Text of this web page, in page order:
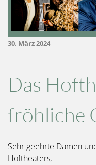
30. März 2024
Das
fröhliche
Sehr geehrte Damen
Hoftheaters,